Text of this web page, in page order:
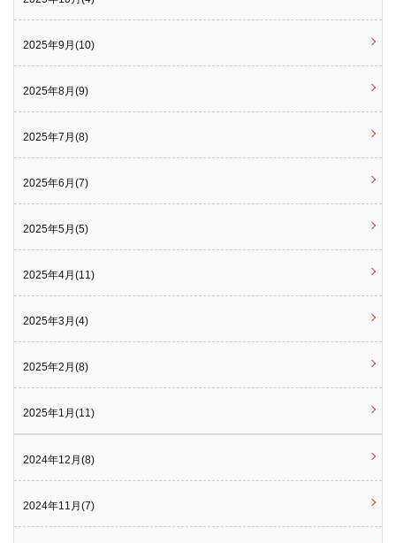
2025年9月(10)
2025年8月(9)
2025年7月(8)
2025年6月(7)
2025年5月(5)
2025年4月(11)
2025年3月(4)
2025年2月(8)
2025年1月(11)
2024年12月(8)
2024年11月(7)